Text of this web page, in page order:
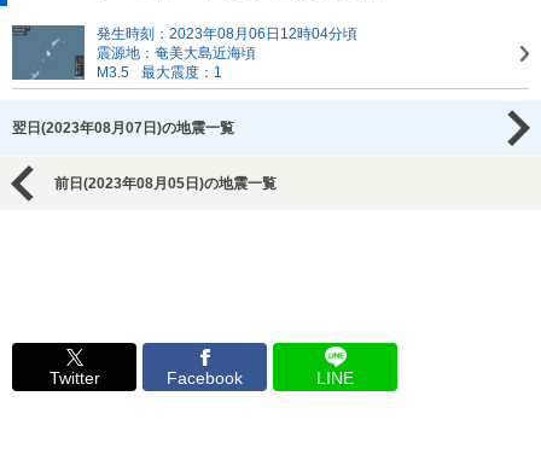
発生時刻：2023年08月06日12時04分頃
震源地：奄美大島近海頃
M3.5
最大震度：1
翌日(2023年08月07日)の地震一覧
前日(2023年08月05日)の地震一覧
Twitter Facebook LINE